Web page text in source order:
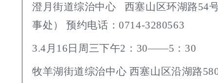
澄月街道综治中心 西塞山区环湖路54
事处） 预约电话：0714-3280563
3.4月16日周三下午2：30——5：30
牧羊湖街道综治中心 西塞山区沿湖路